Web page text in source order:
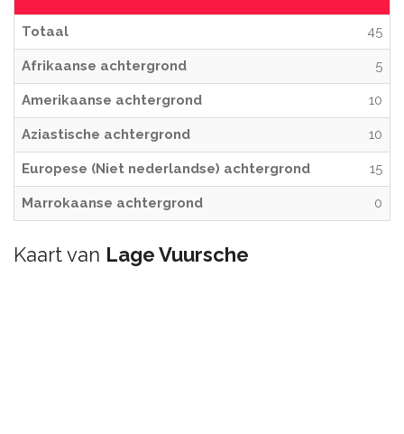
Totaal 45
Afrikaanse achtergrond 5
Amerikaanse achtergrond 10
Aziastische achtergrond 10
Europese (Niet nederlandse) achtergrond 15
Marrokaanse achtergrond 0
Kaart van Lage Vuursche